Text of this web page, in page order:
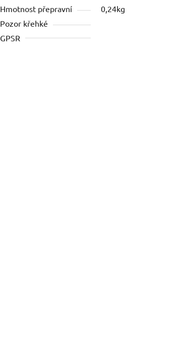
Hmotnost přepravní
0,24kg
Pozor křehké
GPSR